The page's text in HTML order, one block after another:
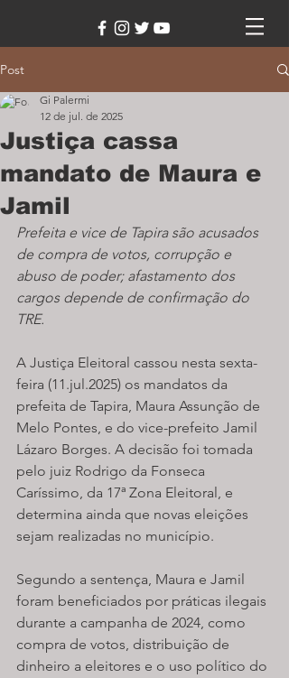
Post
Justiça cassa
mandato de Maura e
Jamil
Gi Palermi
12 de jul. de 2025
Prefeita e vice de Tapira são acusados
de compra de votos, corrupção e
abuso de poder; afastamento dos
cargos depende de confirmação do
TRE.
A Justiça Eleitoral cassou nesta sexta-
feira (11.jul.2025) os mandatos da
prefeita de Tapira, Maura Assunção de
Melo Pontes, e do vice-prefeito Jamil
Lázaro Borges. A decisão foi tomada
pelo juiz Rodrigo da Fonseca
Caríssimo, da 17ª Zona Eleitoral, e
determina ainda que novas eleições
sejam realizadas no município.
Segundo a sentença, Maura e Jamil
foram beneficiados por práticas ilegais
durante a campanha de 2024, como
compra de votos, distribuição de
dinheiro a eleitores e o uso político do